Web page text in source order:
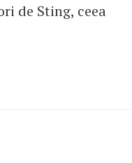
de Sting, ceea